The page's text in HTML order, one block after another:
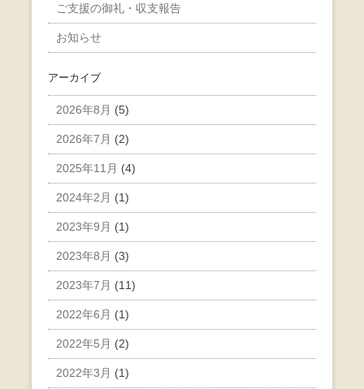
ご支援の御礼・収支報告
お知らせ
アーカイブ
2026年8月 (5)
2026年7月 (2)
2025年11月 (4)
2024年2月 (1)
2023年9月 (1)
2023年8月 (3)
2023年7月 (11)
2022年6月 (1)
2022年5月 (2)
2022年3月 (1)